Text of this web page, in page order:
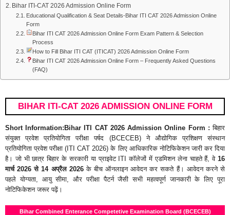
Bihar ITI-CAT 2026 Admission Online Form
Educational Qualification & Seat Details-Bihar ITI CAT 2026 Admission Online
Form
Bihar ITI CAT 2026 Admission Online Form Exam Pattern & Selection
Process
How to Fill Bihar ITI CAT (ITICAT) 2026 Admission Online Form
Bihar ITI CAT 2026 Admission Online Form – Frequently Asked Questions
(FAQ)
BIHAR ITI-CAT 2026 ADMISSION ONLINE FORM
Short Information: Bihar ITI CAT 2026 Admission Online Form : बिहार
संयुक्त प्रवेश प्रतियोगिता परीक्षा पर्षद (BCECEB) ने औद्योगिक प्रशिक्षण संस्थान
प्रतियोगिता प्रवेश परीक्षा (ITI CAT 2026) के लिए आधिकारिक नोटिफिकेशन जारी कर दिया
है। जो भी छात्र बिहार के सरकारी या प्राइवेट ITI कॉलेजों में एडमिशन लेना चाहते हैं, वे 16
मार्च 2026 से 14 अप्रैल 2026के बीच ऑनलाइन आवेदन कर सकते हैं। आवेदन करने से
पहले योग्यता, आयु सीमा, और परीक्षा पैटर्न जैसी सभी महत्वपूर्ण जानकारी के लिए पूरा
नोटिफिकेशन जरूर पढ़ें।
Bihar Combined Enterance Competetive Examination Board (BCECEB)